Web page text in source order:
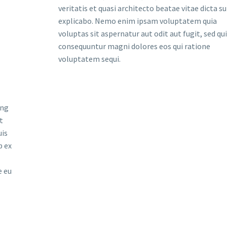
veritatis et quasi architecto beatae vitae dicta
explicabo. Nemo enim ipsam voluptatem quia
voluptas sit aspernatur aut odit aut fugit, sed
consequuntur magni dolores eos qui ratione
voluptatem sequi.
ex
eu